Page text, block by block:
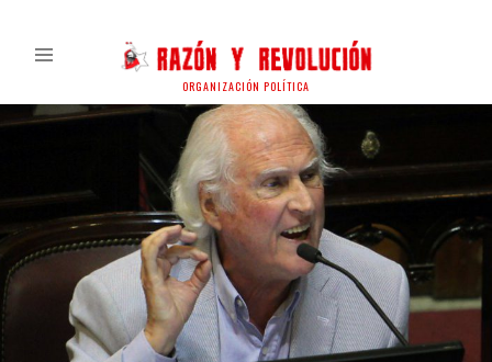
ORGANIZACIÓN POLÍTICA